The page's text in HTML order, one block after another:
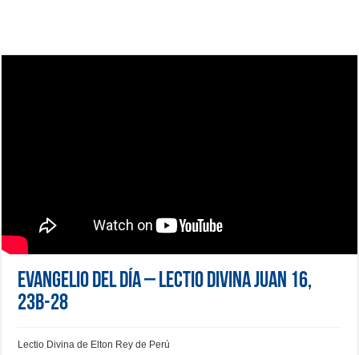
Evangelio del día – Lectio Divina Juan 16,
23b-28
Lectio Divina de Elton Rey de Perú